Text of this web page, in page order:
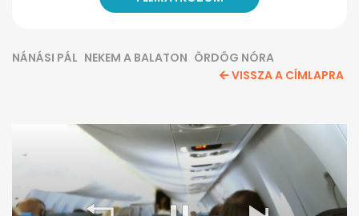
NÁNÁSI PÁL NEKEM A BALATON ÖRDÖG NÓRA
VISSZA A CÍMLAPRA